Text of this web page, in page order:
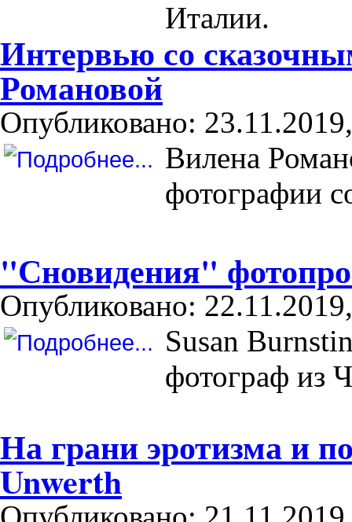
Италии.
Интервью со
Романовой
Опубликовано:
Вилена
фотографии
"Сновидения"
Опубликовано:
Susan
фотограф из
На грани эротизма и
Unwerth